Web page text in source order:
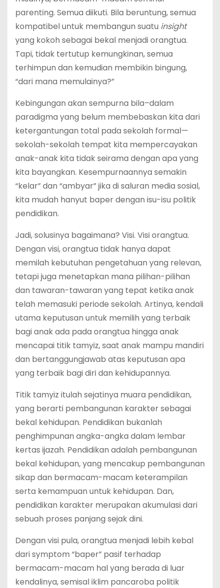
parenting. Semua diikuti. Bila beruntung, semua
kompatibel untuk membangun suatu insight
yang kokoh sebagai bekal menjadi orangtua.
Tapi, tidak tertutup kemungkinan, semua
terhimpun dan kemudian membikin bingung,
“dari mana memulainya?”
Kebingungan akan sempurna bila–dalam
paradigma yang belum membebaskan kita dari
ketergantungan total pada sekolah formal—
sekolah-sekolah tempat kita mempercayakan
anak-anak kita tidak seirama dengan apa yang
kita bayangkan. Kesempurnaannya semakin
“kelar” dan “ambyar” jika di saluran media sosial,
kita mudah hanyut baper dengan isu-isu politik
pendidikan.
Jadi, solusinya bagaimana? Visi. Visi orangtua.
Dengan visi, orangtua tidak hanya dapat
memilah kebutuhan pengetahuan yang relevan,
tetapi juga menetapkan mana pilihan-pilihan
dan tawaran-tawaran yang tepat ketika anak
telah memasuki periode sekolah. Artinya, kendali
utama keputusan untuk memilih yang terbaik
bagi anak ada pada orangtua hingga anak
mencapai titik tamyiz, saat anak mampu mandiri
dan bertanggungjawab atas keputusan apa
yang terbaik bagi diri dan kehidupannya.
Titik tamyiz itulah sejatinya muara pendidikan,
yang berarti pembangunan karakter sebagai
bekal kehidupan. Pendidikan bukanlah
penghimpunan angka-angka dalam lembar
kertas ijazah. Pendidikan adalah pembangunan
bekal kehidupan, yang mencakup pembangunan
sikap dan bermacam-macam keterampilan
serta kemampuan untuk kehidupan. Dan,
pendidikan karakter merupakan akumulasi dari
sebuah proses panjang sejak dini.
Dengan visi pula, orangtua menjadi lebih kebal
dari symptom “baper” pasif terhadap
bermacam-macam hal yang berada di luar
kendalinya, semisal iklim pancaroba politik